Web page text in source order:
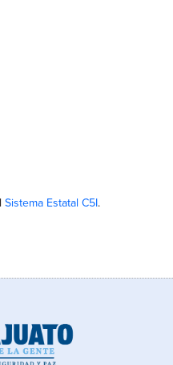
Sistema Estatal C5I .